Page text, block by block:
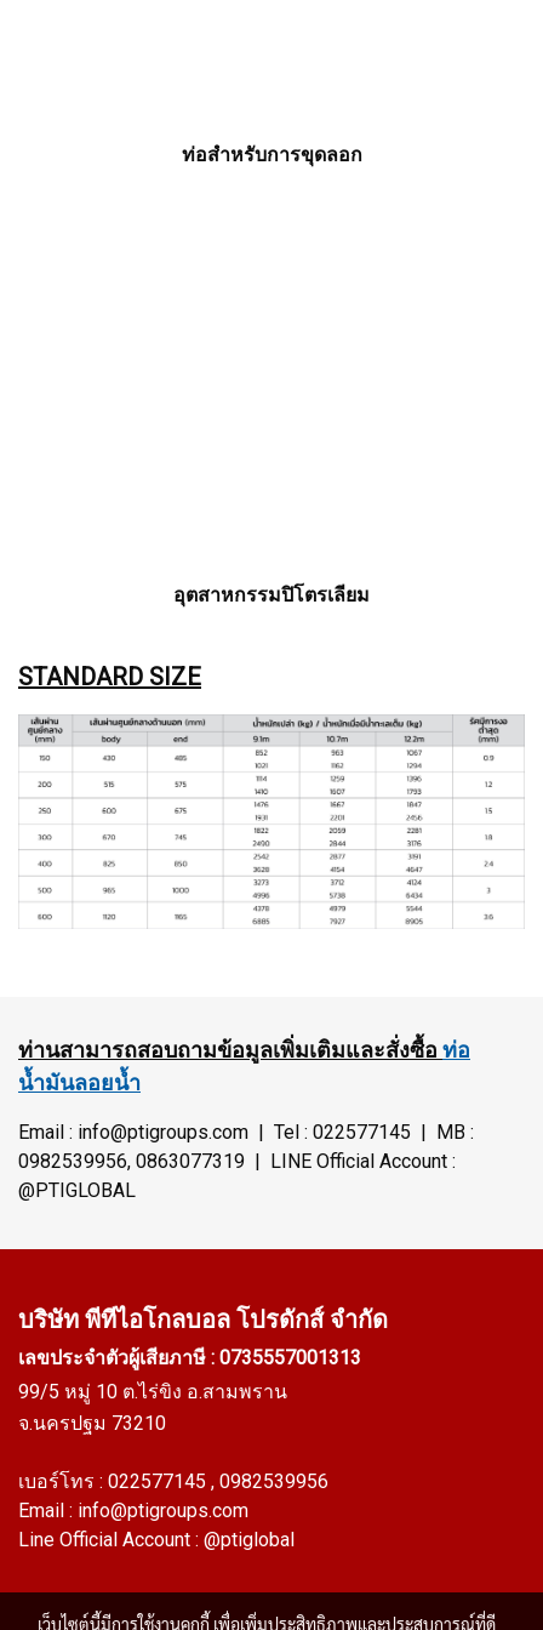
ท่อสำหรับการขุดลอก
อุตสาหกรรมปิโตรเลียม
STANDARD SIZE
ท่านสามารถสอบถามข้อมูลเพิ่มเติมและสั่งซื้อ ท่อ
น้ำมันลอยน้ำ
Email : info@ptigroups.com | Tel : 022577145 | MB :
0982539956, 0863077319 | LINE Official Account :
@PTIGLOBAL
บริษัท พีทีไอโกลบอล โปรดักส์ จำกัด
เลขประจำตัวผู้เสียภาษี : 0735557001313
99/5 หมู่ 10 ต.ไร่ขิง อ.สามพราน
จ.นครปฐม 73210
เบอร์โทร : 022577145 , 0982539956
Email : info@ptigroups.com
Line Official Account : @ptiglobal
เว็บไซต์นี้มีการใช้งานคุกกี้ เพื่อเพิ่มประสิทธิภาพและประสบการณ์ที่ดี